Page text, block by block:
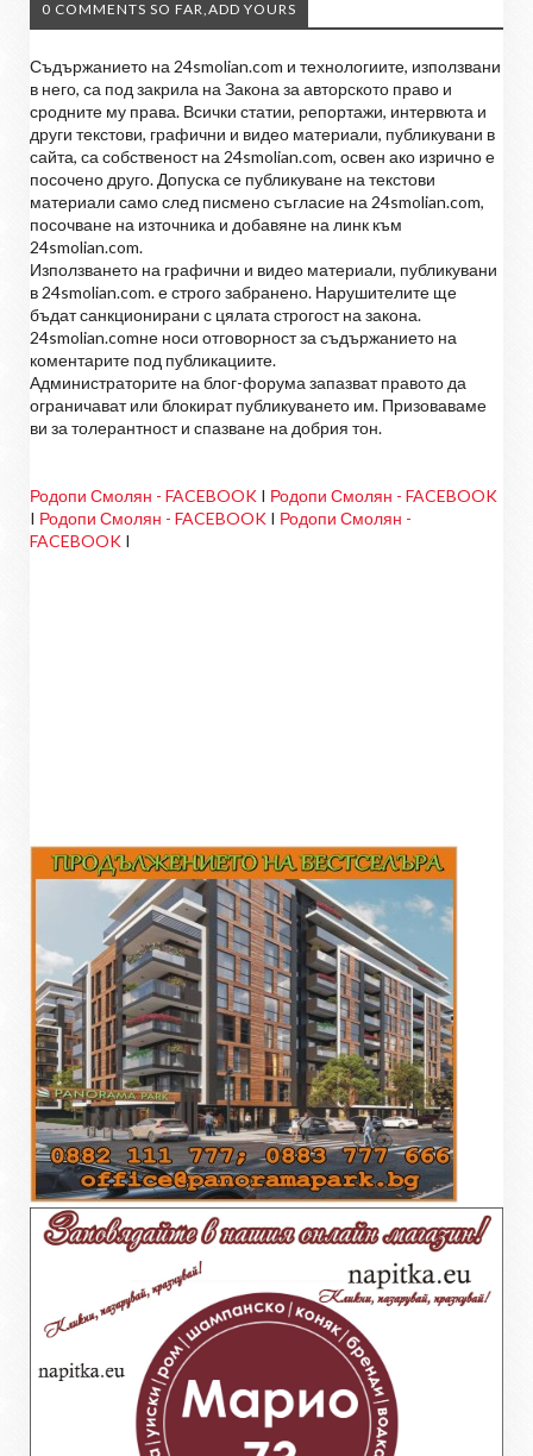
0 COMMENTS SO FAR,ADD YOURS
Съдържанието на 24smolian.com и технологиите, използвани
в него, са под закрила на Закона за авторското право и
сродните му права. Всички статии, репортажи, интервюта и
други текстови, графични и видео материали, публикувани в
сайта, са собственост на 24smolian.com, освен ако изрично е
посочено друго. Допуска се публикуване на текстови
материали само след писмено съгласие на 24smolian.com,
посочване на източника и добавяне на линк към
24smolian.com.
Използването на графични и видео материали, публикувани
в 24smolian.com. е строго забранено. Нарушителите ще
бъдат санкционирани с цялата строгост на закона.
24smolian.comне носи отговорност за съдържанието на
коментарите под публикациите.
Администраторите на блог-форума запазват правото да
ограничават или блокират публикуването им. Призоваваме
ви за толерантност и спазване на добрия тон.
Родопи Смолян - FACEBOOK I Родопи Смолян - FACEBOOK
I Родопи Смолян - FACEBOOK I Родопи Смолян -
FACEBOOK I